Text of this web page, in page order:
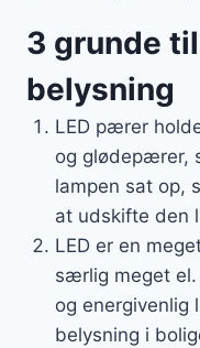
3 grunde
belysning
LED pærer
og glødepærer,
lampen sat op,
at udskifte den
LED er en
særlig meget el.
og energivenlig
belysning i